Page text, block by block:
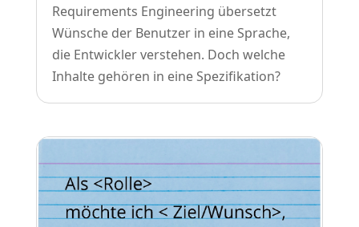
Requirements Engineering übersetzt
Wünsche der Benutzer in eine Sprache,
die Entwickler verstehen. Doch welche
Inhalte gehören in eine Spezifikation?